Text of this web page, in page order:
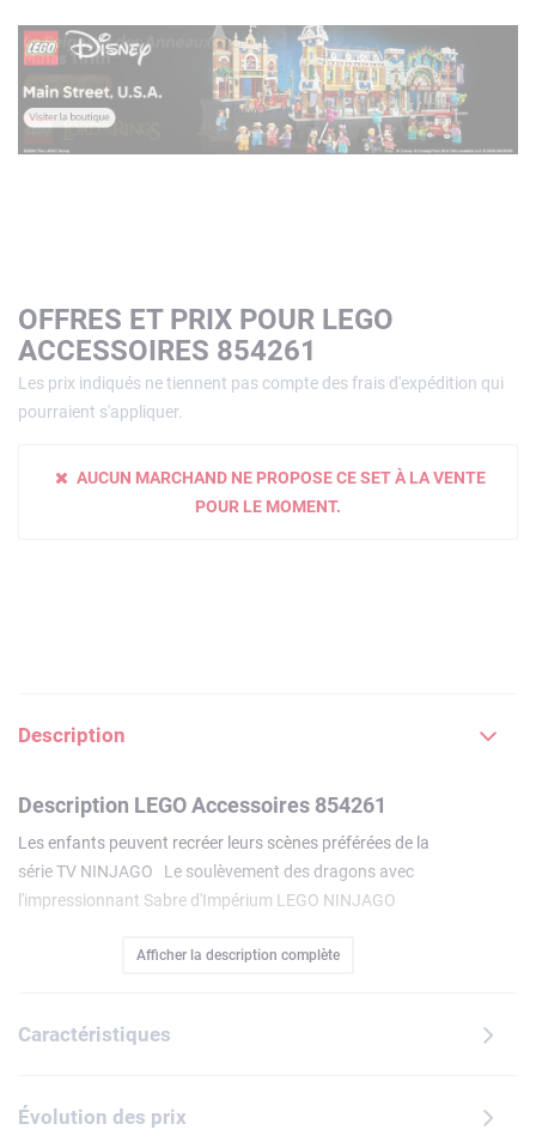
OFFRES ET PRIX POUR LEGO
ACCESSOIRES 854261
Les prix indiqués ne tiennent pas compte des frais d'expédition qui
pourraient s'appliquer.
AUCUN MARCHAND NE PROPOSE CE SET À LA VENTE
POUR LE MOMENT.
Description
Description LEGO Accessoires 854261
Les enfants peuvent recréer leurs scènes préférées de la
série TV NINJAGO Le soulèvement des dragons avec
l'impressionnant Sabre d'Impérium LEGO NINJAGO
recyclé, le sabre présente une grande lame dorée style
aventures avec leurs héros ninjas dans l'univers NINJAGO
Afficher la description complète
Caractéristiques
Évolution des prix